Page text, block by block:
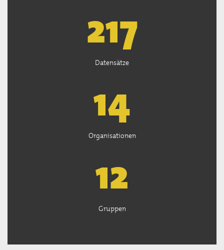
219
Datensätze
14
Organisationen
13
Gruppen